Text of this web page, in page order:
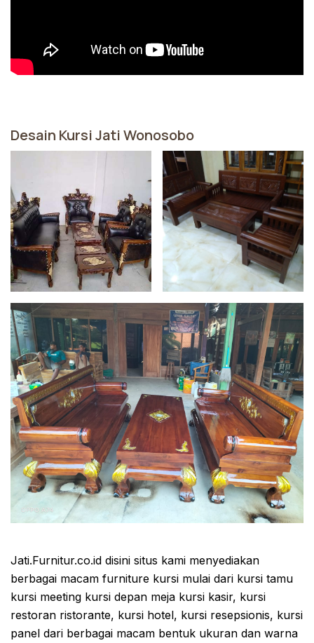
Desain Kursi Jati Wonosobo
Jati.Furnitur.co.id disini situs kami menyediakan
berbagai macam furniture kursi mulai dari kursi tamu
kursi meeting kursi depan meja kursi kasir, kursi
restoran ristorante, kursi hotel, kursi resepsionis, kursi
panel dari berbagai macam bentuk ukuran dan warna